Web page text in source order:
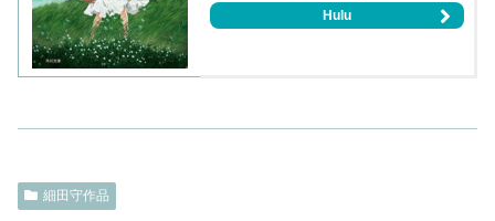
Hulu
細田守作品